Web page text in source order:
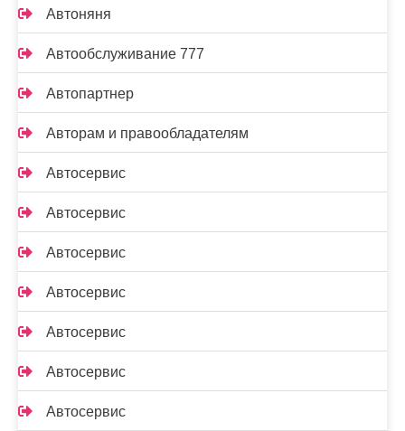
Автоняня
Автообслуживание 777
Автопартнер
Авторам и правообладателям
Автосервис
Автосервис
Автосервис
Автосервис
Автосервис
Автосервис
Автосервис